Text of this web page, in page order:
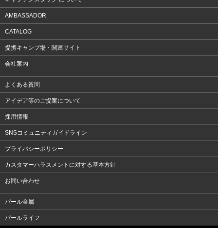
AMBASSADOR
CATALOG
提携キャンプ場・関連サイト
会社案内
よくある質問
アイデア等のご提案について
採用情報
SNSコミュニティガイドライン
プライバシーポリシー
カスタマーハラスメントに対する基本方針
お問い合わせ
パール金属
パールライフ